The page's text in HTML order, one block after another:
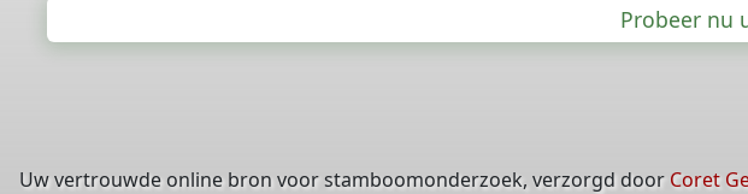
Probeer nu
Uw vertrouwde online bron voor stamboomonderzoek, verzorgd door Coret